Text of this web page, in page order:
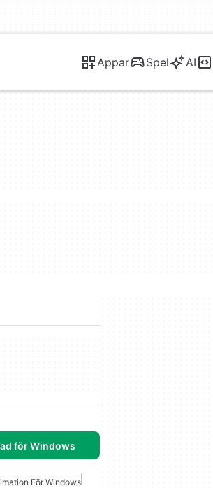
Appar Spel AI
för Windows
För Windows